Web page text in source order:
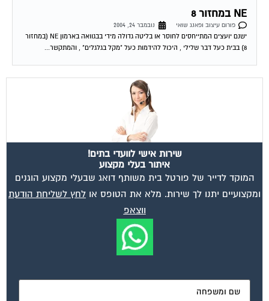
NE במחזור 8
פורום עיצוב ופאנג שואי
נובמבר 24, 2004
ישנם יועצים המתייחסים לחוסר או בליטה גדולה מידי בבגוואה בארמון NE (במחזור
8) בבית כעל דבר שלילי , היכול להידמות כעל "מקל בגלגלים" , והמתקשר...
שירות אישי לוועדי בתים!
איתור בעלי מקצוע
המוקד לדייר של פורטל בית משותף דואג שבעלי מקצוע הוגנים
ומקצועיים יתנו לך שירות. מלא את הטופס או לחץ לשליחת הודעת
ווצאפ